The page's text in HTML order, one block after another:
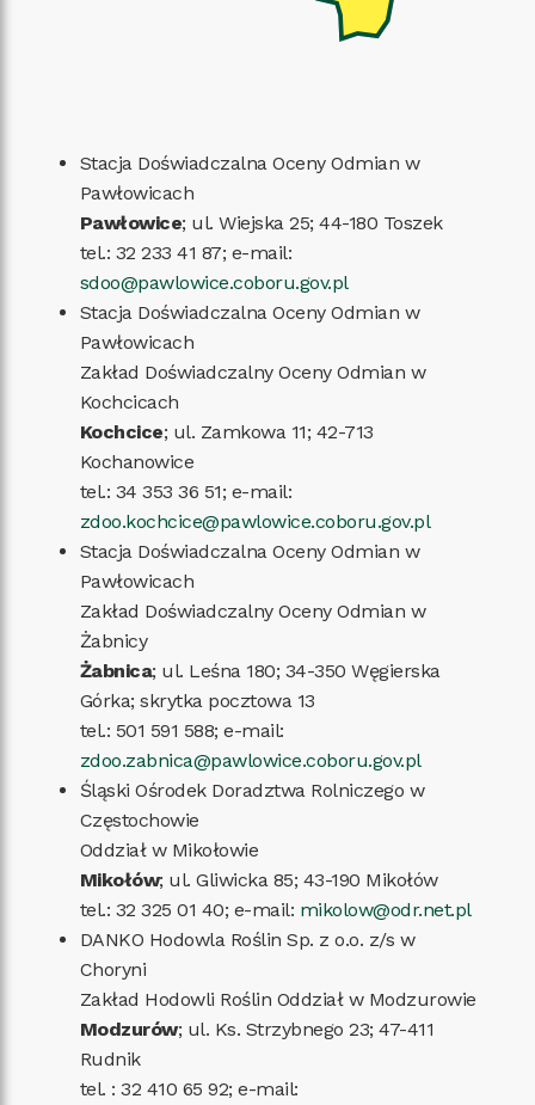
Stacja Doświadczalna Oceny Odmian w
Pawłowicach
Pawłowice; ul. Wiejska 25; 44-180 Toszek
tel.: 32 233 41 87; e-mail:
sdoo@pawlowice.coboru.gov.pl
Stacja Doświadczalna Oceny Odmian w
Pawłowicach
Zakład Doświadczalny Oceny Odmian w
Kochcicach
Kochcice; ul. Zamkowa 11; 42-713
Kochanowice
tel.: 34 353 36 51; e-mail:
zdoo.kochcice@pawlowice.coboru.gov.pl
Stacja Doświadczalna Oceny Odmian w
Pawłowicach
Zakład Doświadczalny Oceny Odmian w
Żabnicy
Żabnica; ul. Leśna 180; 34-350 Węgierska
Górka; skrytka pocztowa 13
tel.: 501 591 588; e-mail:
zdoo.zabnica@pawlowice.coboru.gov.pl
Śląski Ośrodek Doradztwa Rolniczego w
Częstochowie
Oddział w Mikołowie
Mikołów; ul. Gliwicka 85; 43-190 Mikołów
tel.: 32 325 01 40; e-mail: mikolow@odr.net.pl
DANKO Hodowla Roślin Sp. z o.o. z/s w
Choryni
Zakład Hodowli Roślin Oddział w Modzurowie
Modzurów; ul. Ks. Strzybnego 23; 47-411
Rudnik
tel. : 32 410 65 92; e-mail: